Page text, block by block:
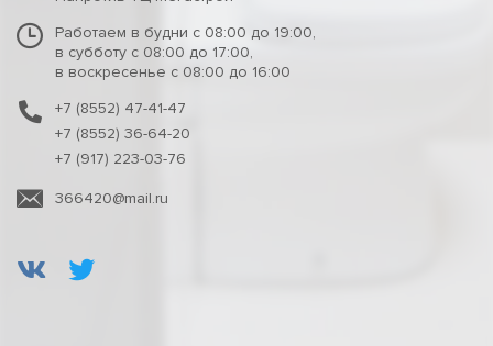
Работаем в будни с 08:00 до 19:00,
в субботу с 08:00 до 17:00,
в воскресенье с 08:00 до 16:00
+7 (8552) 47-41-47
+7 (8552) 36-64-20
+7 (917) 223-03-76
366420@mail.ru